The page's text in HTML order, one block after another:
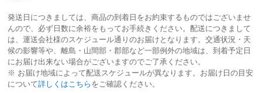
発送日につきましては、商品の到着日をお約束するものではございませ
んので、必ず日数に余裕をもってお手続きください。配送につきまして
は、運送会社様のスケジュール通りのお届けとなります。交通状況・天
候の影響等や、離島・山間部・郡部など一部例外の地域は、到着予定日
にお届け出来ない場合がございますのでご了承ください。
※ お届け地域によって配送スケジュールが異なります。お届け日の目安
について詳しくはこちら をご確認ください。